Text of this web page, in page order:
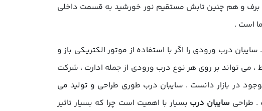
برف و هم چنین تابش مستقیم نور خورشید به قسمت داخلی
است .
درب ورودی را اگر با استفاده از موتور الکتریکی باز و
، می تواند بر روی هر نوع درب ورودی از جمله ادارت ، شرکت
در بازار دانست . سایبان درب طوری طراحی و تولید می
. طراحی سایبان درب بسیار با اهمیت است چرا که بسیار تاثیر